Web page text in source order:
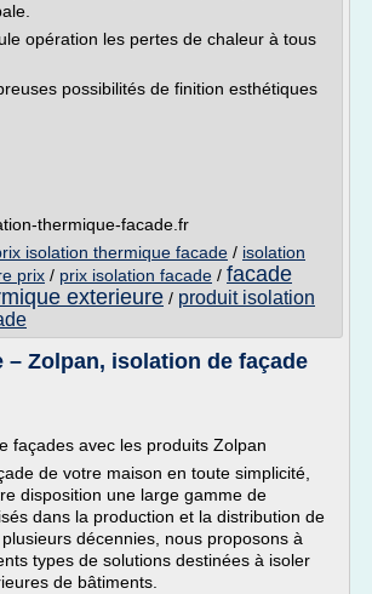
opération les pertes de chaleur à tous
possibilités de finition esthétiques
thermique-facade.fr
isolation thermique facade / isolation
prix / prix isolation facade / facade
exterieure / produit isolation
– Zolpan, isolation de façade
façades avec les produits Zolpan
de votre maison en toute simplicité,
disposition une large gamme de
dans la production et la distribution de
décennies, nous proposons à
types de solutions destinées à isoler
de bâtiments.